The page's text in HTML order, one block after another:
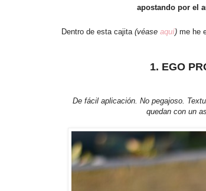
apostando por el
Dentro de esta cajita (véase aquí) me he
1. EGO
De fácil aplicación. No pegajoso.
quedan con un